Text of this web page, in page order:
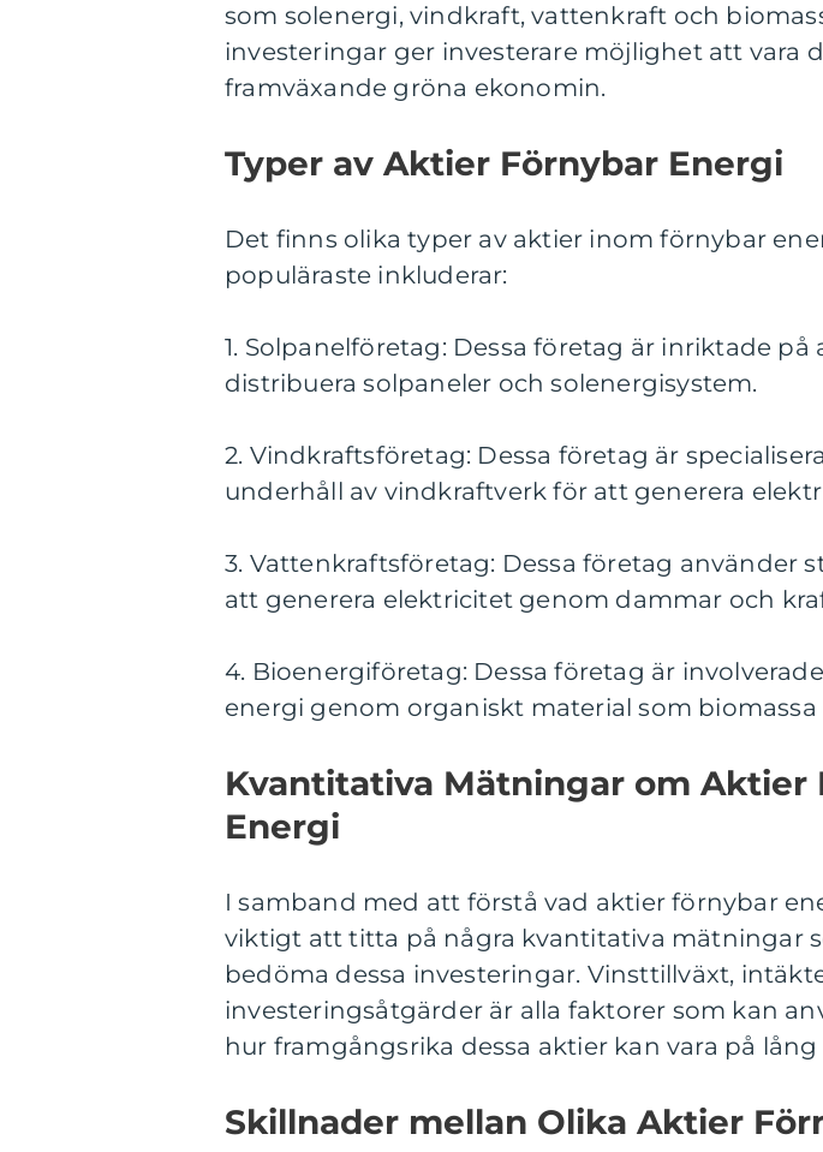
som solenergi, vindkraft, vattenkraft och
investeringar ger investerare möjlighet att vara
framväxande gröna ekonomin.
Typer av Aktier Förnybar Energi
Det finns olika typer av aktier inom förnybar
populäraste inkluderar:
1. Solpanelföretag: Dessa företag är inriktade på
distribuera solpaneler och solenergisystem.
2. Vindkraftsföretag: Dessa företag är
underhåll av vindkraftverk för att generera
3. Vattenkraftsföretag: Dessa företag använder
att generera elektricitet genom dammar och
4. Bioenergiföretag: Dessa företag är
energi genom organiskt material som biomassa
Kvantitativa Mätningar om Aktier
Energi
I samband med att förstå vad aktier förnybar
viktigt att titta på några kvantitativa mätningar
bedöma dessa investeringar. Vinsttillväxt,
investeringsåtgärder är alla faktorer som kan
hur framgångsrika dessa aktier kan vara på lång
Skillnader mellan Olika Aktier